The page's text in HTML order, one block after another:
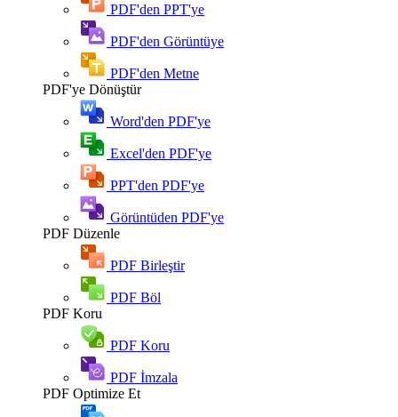
PDF'den PPT'ye
PDF'den Görüntüye
PDF'den Metne
PDF'ye Dönüştür
Word'den PDF'ye
Excel'den PDF'ye
PPT'den PDF'ye
Görüntüden PDF'ye
PDF Düzenle
PDF Birleştir
PDF Böl
PDF Koru
PDF Koru
PDF İmzala
PDF Optimize Et